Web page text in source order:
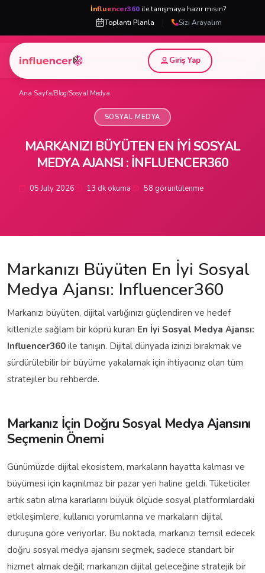
İnfluencer360 ile tanışmaya hazır mısın?
Toplantı Planla
| Sizi Arayalım
Giriş Yap
Ana Sayfa/Blog/Sosyal Medya
SOSYAL MEDYA
MARKANIZI BÜYÜTEN EN İYI SOSYAL
MEDYA AJANSI : INFLUENCER360
05 July 2026 13 dk okuma 58 görüntülenme
Markanızı Büyüten En İyi Sosyal
Medya Ajansı: Influencer360
Markanızı büyüten, dijital varlığınızı güçlendiren ve hedef
kitlenizle sağlam bir köprü kuran En İyi Sosyal Medya Ajansı:
Influencer360 ile tanışın. Dijital dünyada izinizi bırakmak ve
sürdürülebilir bir büyüme yakalamak için ihtiyacınız olan tüm
stratejiler bu rehberde.
Markanız İçin Doğru Sosyal Medya Ajansını
Seçmenin Önemi
Günümüzde dijital ekosistem, markaların hayatta kalması ve
büyümesi için kaçınılmaz bir pazar yeri haline geldi. Tüketiciler
artık satın alma kararlarını büyük ölçüde sosyal platformlardaki
etkileşimlere, kullanıcı yorumlarına ve markaların dijital
duruşuna göre veriyorlar. Bu noktada, markanızı temsil edecek
doğru sosyal medya ajansını seçmek, sadece standart bir
hizmet almak değil; markanızın dijital geleceğine stratejik bir